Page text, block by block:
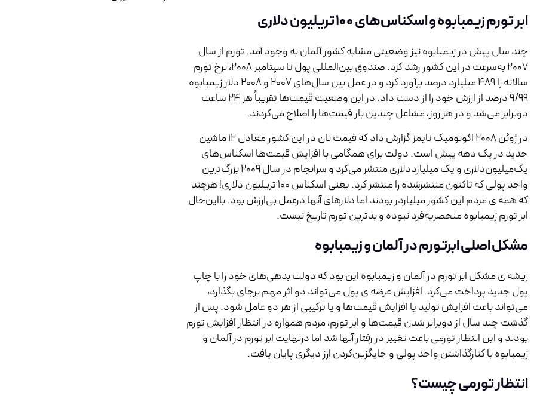
ابر تورم زیمبابوه و اسکناس‌های ۱۰۰ تریلیون دلاری
چند سال پیش در زیمبابوه نیز وضعیتی مشابه کشور آلمان به وجود آمد. تورم از سال
۲۰۰۷ به‌سرعت در این کشور رشد کرد. صندوق بین‌المللی پول تا سپتامبر ۲۰۰۸، نرخ تورم
سالانه را ۴۸۹ میلیارد درصد برآورد کرد و در عمل بین سال‌های ۲۰۰۷ و ۲۰۰۸ دلار زیمبابوه
۹/۹۹ درصد از ارزش خود را از دست داد. در این وضعیت قیمت‌ها تقریباً هر ۲۴ ساعت
دوبرابر می‌شد و در هر روز، مشاغل چندین بار قیمت‌ها را اصلاح می‌کردند.
در ژوئن ۲۰۰۸ اکونومیک تایمز گزارش داد که قیمت نان در این کشور معادل ۱۲ ماشین
جدید در یک دهه پیش است. دولت برای همگامی با افزایش قیمت‌ها اسکناس‌های
یک‌میلیون‌دلاری و یک میلیارددلاری منتشر می‌کرد و سرانجام در سال ۲۰۰۹ بزرگ‌ترین
واحد پولی که تاکنون منتشرشده را منتشر کرد. یعنی اسکناس ۱۰۰ تریلیون دلاری! هرچند
که همه ی مردم این کشور میلیاردر بودند اما دلارهای آنها درعمل بی‌ارزش بود. بااین‌حال
ابر تورم زیمبابوه منحصربه‌فرد نبوده و بدترین تورم تاریخ نیست.
مشکل اصلی ابرتورم در آلمان و زیمبابوه
ریشه ی مشکل ابر تورم در آلمان و زیمبابوه این بود که دولت بدهی‌های خود را با چاپ
پول جدید پرداخت می‌کرد. افزایش عرضه ی پول می‌تواند دو اثر مهم برجای بگذارد،
می‌تواند باعث افزایش تولید یا افزایش قیمت‌ها و یا ترکیبی از هر دو عامل شود. پس از
گذشت چند سال از دوبرابر شدن قیمت‌ها و ابر تورم، مردم همواره در انتظار افزایش تورم
بودند و این انتظار تورمی باعث تغییر در رفتار آنها شد اما درنهایت ابر تورم در آلمان و
زیمبابوه با کنارگذاشتن واحد پولی و جایگزین‌کردن ارز دیگری پایان یافت.
انتظار تورمی چیست؟